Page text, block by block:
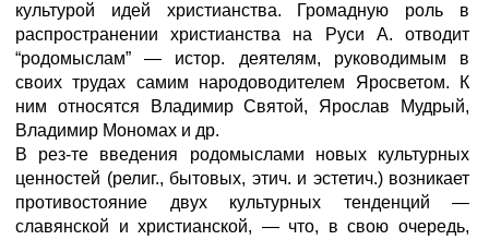
культурой идей христианства. Громадную роль в
распространении христианства на Руси А. отводит
“родомыслам” — истор. деятелям, руководимым в
своих трудах самим народоводителем Яросветом. К
ним относятся Владимир Святой, Ярослав Мудрый,
Владимир Мономах и др.
В рез-те введения родомыслами новых культурных
ценностей (религ., бытовых, этич. и эстетич.) возникает
противостояние двух культурных тенденций —
славянской и христианской, — что, в свою очередь,